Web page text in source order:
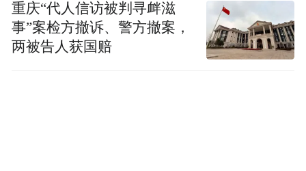
重庆“代人信访被判寻衅滋
事”案检方撤诉、警方撤案，
两被告人获国赔